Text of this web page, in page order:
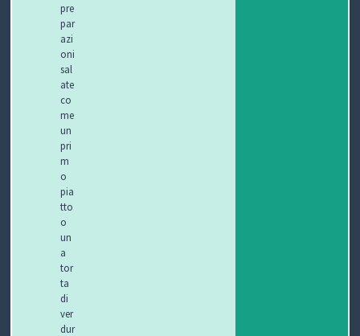
pre
par
azi
oni
sal
ate
co
me
un
pri
m
o
pia
tto
o
un
a
tor
ta
di
ver
dur